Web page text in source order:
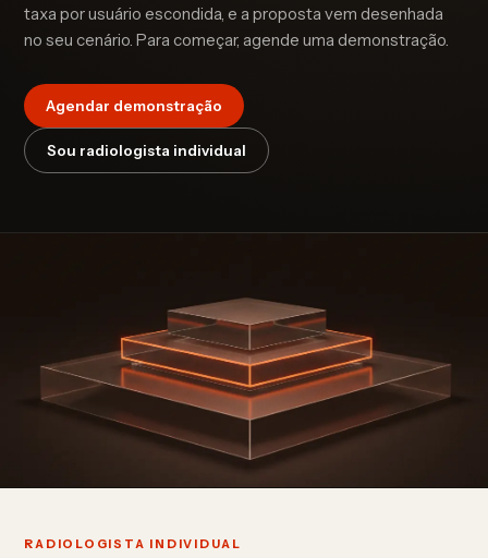
taxa por usuário escondida, e a proposta vem desenhada
no seu cenário. Para começar, agende uma demonstração.
Agendar demonstração
Sou radiologista individual
RADIOLOGISTA INDIVIDUAL